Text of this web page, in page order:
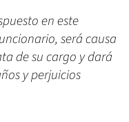
en este
será causa
de su cargo y dará
y perjuicios